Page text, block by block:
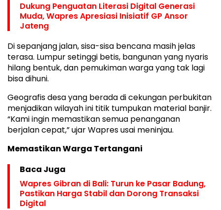
Dukung Penguatan Literasi Digital Generasi
Muda, Wapres Apresiasi Inisiatif GP Ansor
Jateng
Di sepanjang jalan, sisa-sisa bencana masih jelas
terasa. Lumpur setinggi betis, bangunan yang nyaris
hilang bentuk, dan pemukiman warga yang tak lagi
bisa dihuni.
Geografis desa yang berada di cekungan perbukitan
menjadikan wilayah ini titik tumpukan material banjir.
“Kami ingin memastikan semua penanganan
berjalan cepat,” ujar Wapres usai meninjau.
Memastikan Warga Tertangani
Baca Juga
Wapres Gibran di Bali: Turun ke Pasar Badung,
Pastikan Harga Stabil dan Dorong Transaksi
Digital